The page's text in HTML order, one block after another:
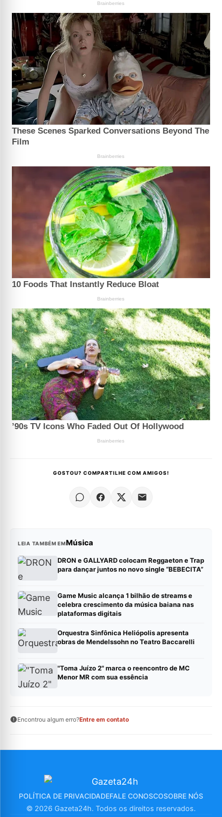
GOSTOU? COMPARTILHE COM AMIGOS!
LEIA TAMBÉM EMMúsica
DRON e GALLYARD colocam Reggaeton e Trap
para dançar juntos no novo single “BEBECITA”
Game Music alcança 1 bilhão de streams e
celebra crescimento da música baiana nas
plataformas digitais
Orquestra Sinfônica Heliópolis apresenta
obras de Mendelssohn no Teatro Baccarelli
"Toma Juízo 2" marca o reencontro de MC
Menor MR com sua essência
Encontrou algum erro?Entre em contato
POLÍTICA DE PRIVACIDADEFALE CONOSCOSOBRE NÓS
© 2026 Gazeta24h. Todos os direitos reservados.